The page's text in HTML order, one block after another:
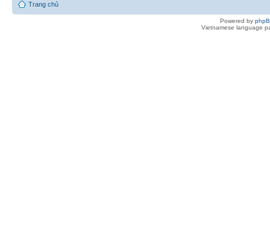
Trang chủ
Powered by
Vietnamese language